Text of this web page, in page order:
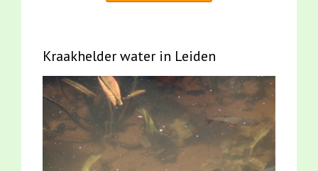
Kraakhelder water in Leiden